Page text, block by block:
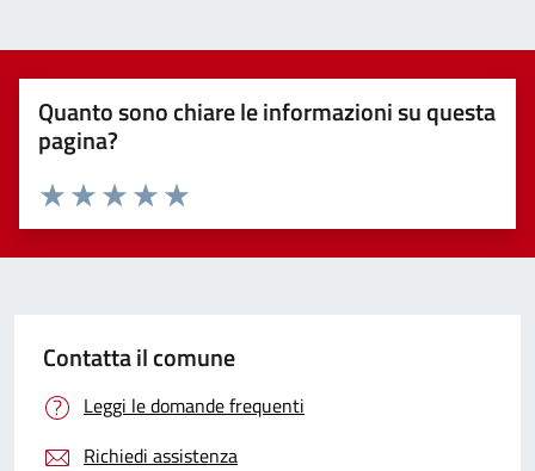
Quanto sono chiare le informazioni su questa
pagina?
Valuta 5 stelle su 5
Valuta 4 stelle su 5
Valuta 3 stelle su 5
Valuta 2 stelle su 5
Valuta 1 stelle su 5
Contatta il comune
Leggi le domande frequenti
Richiedi assistenza